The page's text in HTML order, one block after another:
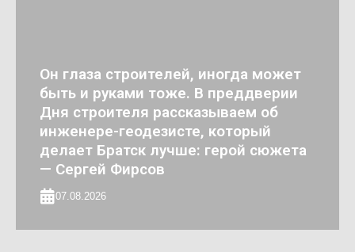
Он глаза строителей, иногда может
быть и руками тоже. В преддверии
Дня строителя рассказываем об
инженере-геодезисте, который
делает Братск лучше: герой сюжета
— Сергей Фирсов
07.08.2026